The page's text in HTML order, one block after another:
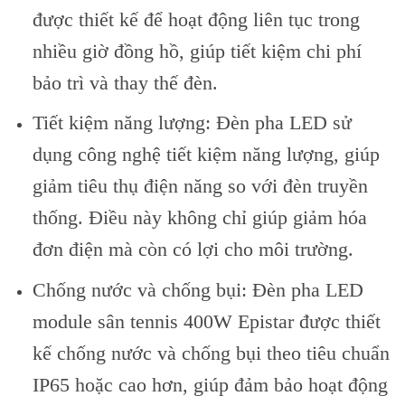
được thiết kế để hoạt động liên tục trong
nhiều giờ đồng hồ, giúp tiết kiệm chi phí
bảo trì và thay thế đèn.
Tiết kiệm năng lượng: Đèn pha LED sử
dụng công nghệ tiết kiệm năng lượng, giúp
giảm tiêu thụ điện năng so với đèn truyền
thống. Điều này không chỉ giúp giảm hóa
đơn điện mà còn có lợi cho môi trường.
Chống nước và chống bụi: Đèn pha LED
module sân tennis 400W Epistar được thiết
kế chống nước và chống bụi theo tiêu chuẩn
IP65 hoặc cao hơn, giúp đảm bảo hoạt động